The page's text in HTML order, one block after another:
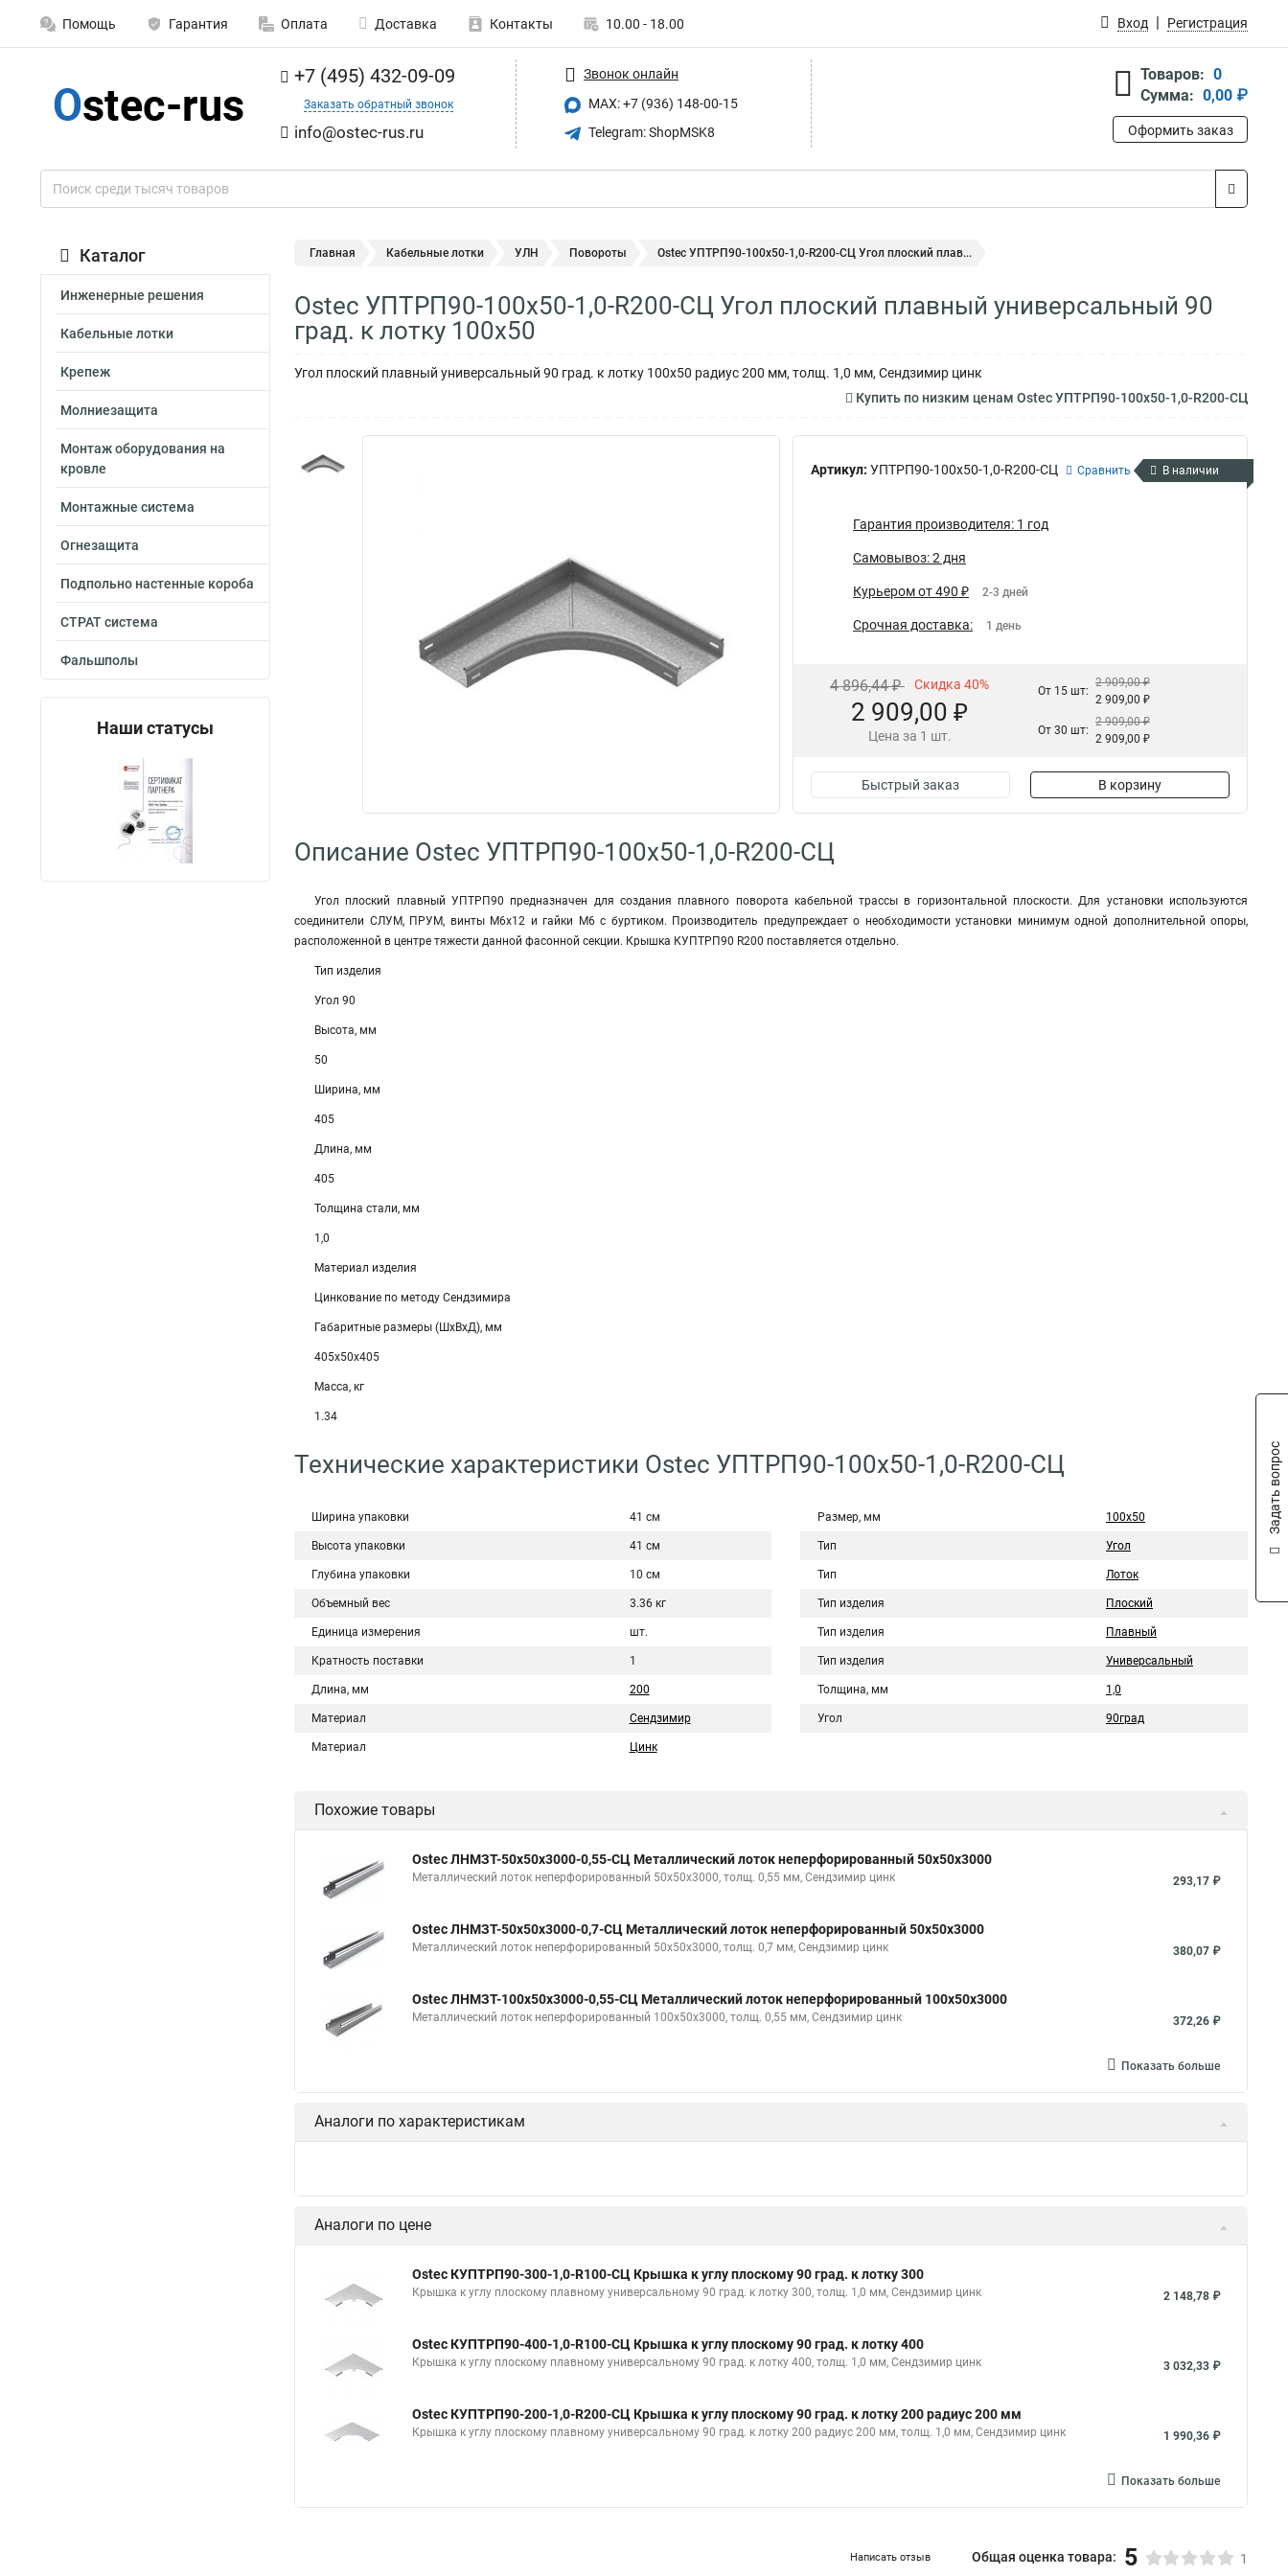
Помощь Гарантия Оплата Доставка Контакты 10.00 - 18.00 Вход Регистрация
+7 (495) 432-09-09
Заказать обратный звонок
info@ostec-rus.ru
Звонок онлайн
MAX: +7 (936) 148-00-15
Telegram: ShopMSK8
Товаров: 0
Сумма: 0,00 ₽
Оформить заказ
Каталог
Инженерные решения
Кабельные лотки
Крепеж
Молниезащита
Монтаж оборудования на
кровле
Монтажные система
Огнезащита
Подпольно настенные короба
СТРАТ система
Фальшполы
Наши статусы
Главная Кабельные лотки УЛН Повороты Ostec УПТРП90-100х50-1,0-R200-СЦ Угол плоский плав...
Ostec УПТРП90-100х50-1,0-R200-СЦ Угол плоский плавный универсальный 90
град. к лотку 100х50
Угол плоский плавный универсальный 90 град. к лотку 100х50 радиус 200 мм, толщ. 1,0 мм, Сендзимир цинк
Купить по низким ценам Ostec УПТРП90-100х50-1,0-R200-СЦ
Артикул: УПТРП90-100х50-1,0-R200-СЦ Сравнить В наличии
Гарантия производителя: 1 год
Самовывоз: 2 дня
Курьером от 490 ₽ 2-3 дней
Срочная доставка: 1 день
4 896,44 ₽ Скидка 40%
2 909,00 ₽
Цена за 1 шт.
От 15 шт:
2 909,00 ₽
2 909,00 ₽
От 30 шт:
2 909,00 ₽
2 909,00 ₽
Быстрый заказ В корзину
Описание Ostec УПТРП90-100х50-1,0-R200-СЦ
Угол плоский плавный УПТРП90 предназначен для создания плавного поворота кабельной трассы в горизонтальной плоскости. Для установки используются
соединители СЛУМ, ПРУМ, винты М6х12 и гайки М6 с буртиком. Производитель предупреждает о необходимости установки минимум одной дополнительной опоры,
расположенной в центре тяжести данной фасонной секции. Крышка КУПТРП90 R200 поставляется отдельно.
Тип изделия
Угол 90
Высота, мм
50
Ширина, мм
405
Длина, мм
405
Толщина стали, мм
1,0
Материал изделия
Цинкование по методу Сендзимира
Габаритные размеры (ШхВхД), мм
405х50х405
Масса, кг
1.34
Технические характеристики Ostec УПТРП90-100х50-1,0-R200-СЦ
Ширина упаковки 41 см
Высота упаковки 41 см
Глубина упаковки 10 см
Объемный вес 3.36 кг
Единица измерения шт.
Кратность поставки 1
Длина, мм 200
Материал Сендзимир
Материал Цинк
Размер, мм 100х50
Тип Угол
Тип Лоток
Тип изделия Плоский
Тип изделия Плавный
Тип изделия Универсальный
Толщина, мм 1,0
Угол 90град
Похожие товары
Ostec ЛНМЗТ-50х50х3000-0,55-СЦ Металлический лоток неперфорированный 50х50х3000
Металлический лоток неперфорированный 50х50х3000, толщ. 0,55 мм, Сендзимир цинк 293,17 ₽
Ostec ЛНМЗТ-50х50х3000-0,7-СЦ Металлический лоток неперфорированный 50х50х3000
Металлический лоток неперфорированный 50х50х3000, толщ. 0,7 мм, Сендзимир цинк 380,07 ₽
Ostec ЛНМЗТ-100х50х3000-0,55-СЦ Металлический лоток неперфорированный 100х50х3000
Металлический лоток неперфорированный 100х50х3000, толщ. 0,55 мм, Сендзимир цинк 372,26 ₽
Показать больше
Аналоги по характеристикам
Аналоги по цене
Ostec КУПТРП90-300-1,0-R100-СЦ Крышка к углу плоскому 90 град. к лотку 300
Крышка к углу плоскому плавному универсальному 90 град. к лотку 300, толщ. 1,0 мм, Сендзимир цинк 2 148,78 ₽
Ostec КУПТРП90-400-1,0-R100-СЦ Крышка к углу плоскому 90 град. к лотку 400
Крышка к углу плоскому плавному универсальному 90 град. к лотку 400, толщ. 1,0 мм, Сендзимир цинк 3 032,33 ₽
Ostec КУПТРП90-200-1,0-R200-СЦ Крышка к углу плоскому 90 град. к лотку 200 радиус 200 мм
Крышка к углу плоскому плавному универсальному 90 град. к лотку 200 радиус 200 мм, толщ. 1,0 мм, Сендзимир цинк 1 990,36 ₽
Показать больше
Написать отзыв Общая оценка товара: 5 1
Задать вопрос